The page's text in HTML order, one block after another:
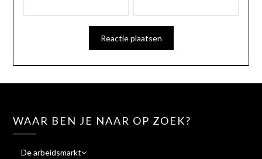
WAAR BEN JE NAAR OP ZOEK?
De arbeidsmarkt